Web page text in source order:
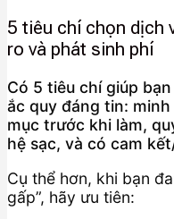
5 tiêu chí chọn dịch
ro và phát sinh phí
Có 5 tiêu chí giúp
ắc quy đáng tin:
mục trước khi làm,
hệ sạc, và có cam
Cụ thể hơn, khi bạn
gấp”, hãy ưu tiên: